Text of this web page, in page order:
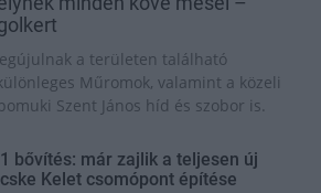
a területen található
Műromok, valamint a közeli
Szent János híd és szobor is.
bővítés: már zajlik a teljesen új
Kelet csomópont építése